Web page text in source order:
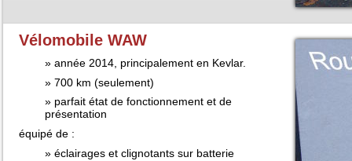
Vélomobile WAW
année 2014, principalement en Kevlar.
700 km (seulement)
parfait état de fonctionnement et de
présentation
équipé de :
éclairages et clignotants sur batterie